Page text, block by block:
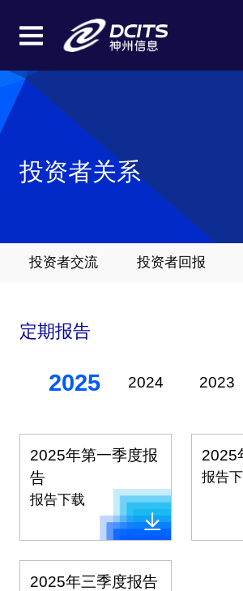
投资者关系
投资者交流 投资者回报
定期报告
2025 2024 2023
2025年第一季度报
告
报告下载
2025
报告
2025年三季度报告